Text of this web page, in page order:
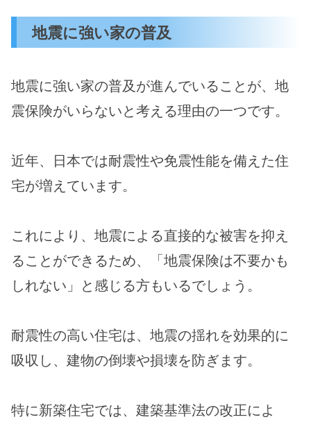
地震に強い家の普及
地震に強い家の普及が進んでいることが、地
震保険がいらないと考える理由の一つです。
近年、日本では耐震性や免震性能を備えた住
宅が増えています。
これにより、地震による直接的な被害を抑え
ることができるため、「地震保険は不要かも
しれない」と感じる方もいるでしょう。
耐震性の高い住宅は、地震の揺れを効果的に
吸収し、建物の倒壊や損壊を防ぎます。
特に新築住宅では、建築基準法の改正によ